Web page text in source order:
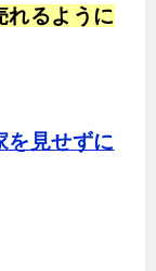
れるように
を見せずに